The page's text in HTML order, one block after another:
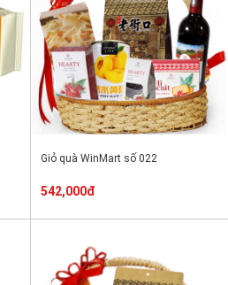
Giỏ quà WinMart số 022
542,000đ